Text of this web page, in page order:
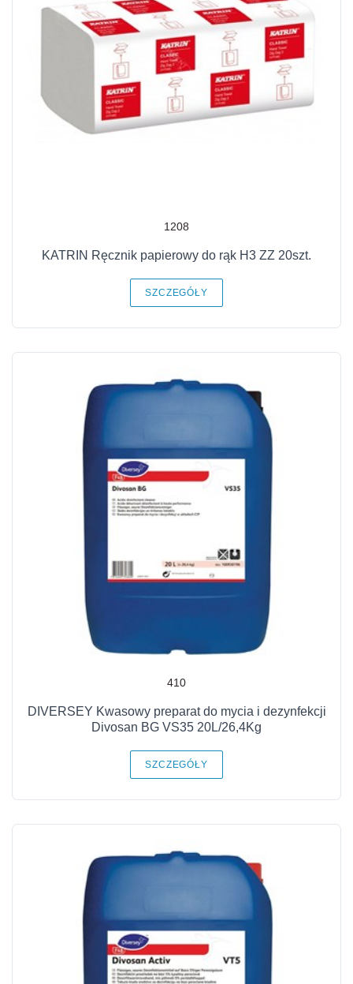
1208
KATRIN Ręcznik papierowy do rąk H3 ZZ 20szt.
SZCZEGÓŁY
410
DIVERSEY Kwasowy preparat do mycia i dezynfekcji
Divosan BG VS35 20L/26,4Kg
SZCZEGÓŁY